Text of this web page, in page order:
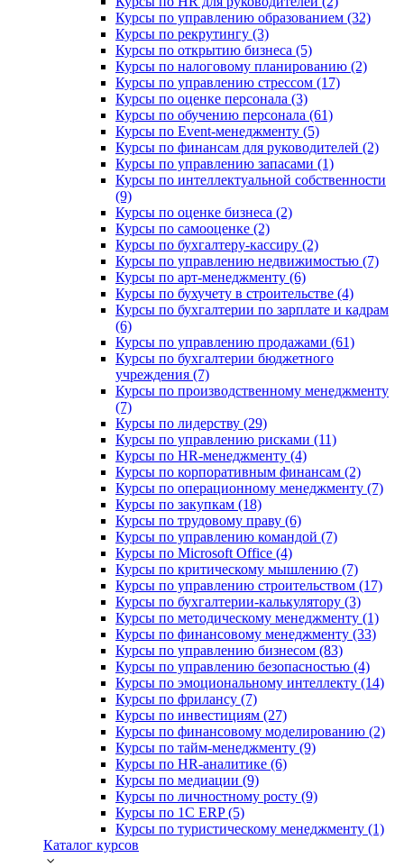
Курсы по управлению образованием (32)
Курсы по рекрутингу (3)
Курсы по открытию бизнеса (5)
Курсы по налоговому планированию (2)
Курсы по управлению стрессом (17)
Курсы по оценке персонала (3)
Курсы по обучению персонала (61)
Курсы по Event-менеджменту (5)
Курсы по финансам для руководителей (2)
Курсы по управлению запасами (1)
Курсы по интеллектуальной собственности
(9)
Курсы по оценке бизнеса (2)
Курсы по самооценке (2)
Курсы по бухгалтеру-кассиру (2)
Курсы по управлению недвижимостью (7)
Курсы по арт-менеджменту (6)
Курсы по бухучету в строительстве (4)
Курсы по бухгалтерии по зарплате и кадрам
(6)
Курсы по управлению продажами (61)
Курсы по бухгалтерии бюджетного
учреждения (7)
Курсы по производственному менеджменту
(7)
Курсы по лидерству (29)
Курсы по управлению рисками (11)
Курсы по HR-менеджменту (4)
Курсы по корпоративным финансам (2)
Курсы по операционному менеджменту (7)
Курсы по закупкам (18)
Курсы по трудовому праву (6)
Курсы по управлению командой (7)
Курсы по Microsoft Office (4)
Курсы по критическому мышлению (7)
Курсы по управлению строительством (17)
Курсы по бухгалтерии-калькулятору (3)
Курсы по методическому менеджменту (1)
Курсы по финансовому менеджменту (33)
Курсы по управлению бизнесом (83)
Курсы по управлению безопасностью (4)
Курсы по эмоциональному интеллекту (14)
Курсы по фрилансу (7)
Курсы по инвестициям (27)
Курсы по финансовому моделированию (2)
Курсы по тайм-менеджменту (9)
Курсы по HR-аналитике (6)
Курсы по медиации (9)
Курсы по личностному росту (9)
Курсы по 1С ERP (5)
Курсы по туристическому менеджменту (1)
Каталог курсов